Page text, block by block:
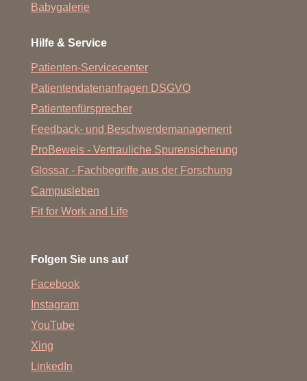
Babygalerie
Hilfe & Service
Patienten-Servicecenter
Patientendatenanfragen DSGVO
Patientenfürsprecher
Feedback- und Beschwerdemanagement
ProBeweis - Vertrauliche Spurensicherung
Glossar - Fachbegriffe aus der Forschung
Campusleben
Fit for Work and Life
Folgen Sie uns auf
Facebook
Instagram
YouTube
Xing
LinkedIn